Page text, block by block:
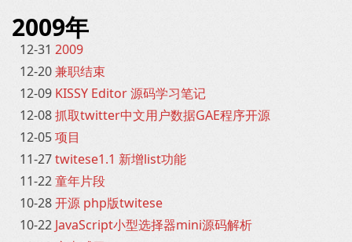
2009年
12-31 2009
12-20兼职结束
12-09 KISSY Editor 源码学习笔记
12-08抓取twitter中文用户数据GAE程序开源
12-05项目
11-27twitese1.1 新增list功能
11-22童年片段
10-28开源 php版twitese
10-22 JavaScript小型选择器mini源码解析